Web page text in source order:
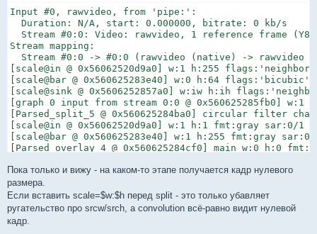
Input #0, rawvideo, from 'pipe:':
  Duration: N/A, start: 0.000000, bitrate: 0 kb/s
Stream #0:0: Video: rawvideo, 1 reference frame
Stream mapping:
Stream #0:0 -> #0:0 (rawvideo (native) -> rawvideo
[scale@in @ 0x56062520d9a0] w:1 h:255
[scale@bar @ 0x560625283e40] w:0 h:64
[scale@sink @ 0x5606252857a0] w:iw h:ih
[graph 0 input from stream 0:0 @ 0x560625285fb0]
[Parsed_split_5 @ 0x560625284ba0] circular filter
[scale@in @ 0x56062520d9a0] w:1 h:1 fmt:gray
[scale@bar @ 0x560625283e40] w:1 h:255 fmt:gray
[Parsed_overlay_4 @ 0x560625284cf0] main w:0 h:0
[Parsed_overlay_4 @ 0x560625284cf0] [framesync @
[swscaler @ 0x5606252ae2d0] Value 0.000000 for
[swscaler @ 0x5606252ae2d0] Value 0.000000 for
[swscaler @ 0x5606252ae2d0] Value 0.000000 for
[swscaler @ 0x5606252ae2d0] Value 0.000000 for
[scale@sink @ 0x5606252857a0] w:0 h:0
Пока только и вижу - на каком-то этапе получается кадр нулевого
размера.
Если вставить scale=$w:$h перед split - это только убавляет
ругательство про srcw/srch, а convolution всё-равно видит нулевой
кадр.